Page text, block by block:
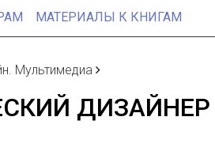
МАТЕРИАЛЫ К КНИГАМ
Мультимедиа
ДИЗАЙНЕР